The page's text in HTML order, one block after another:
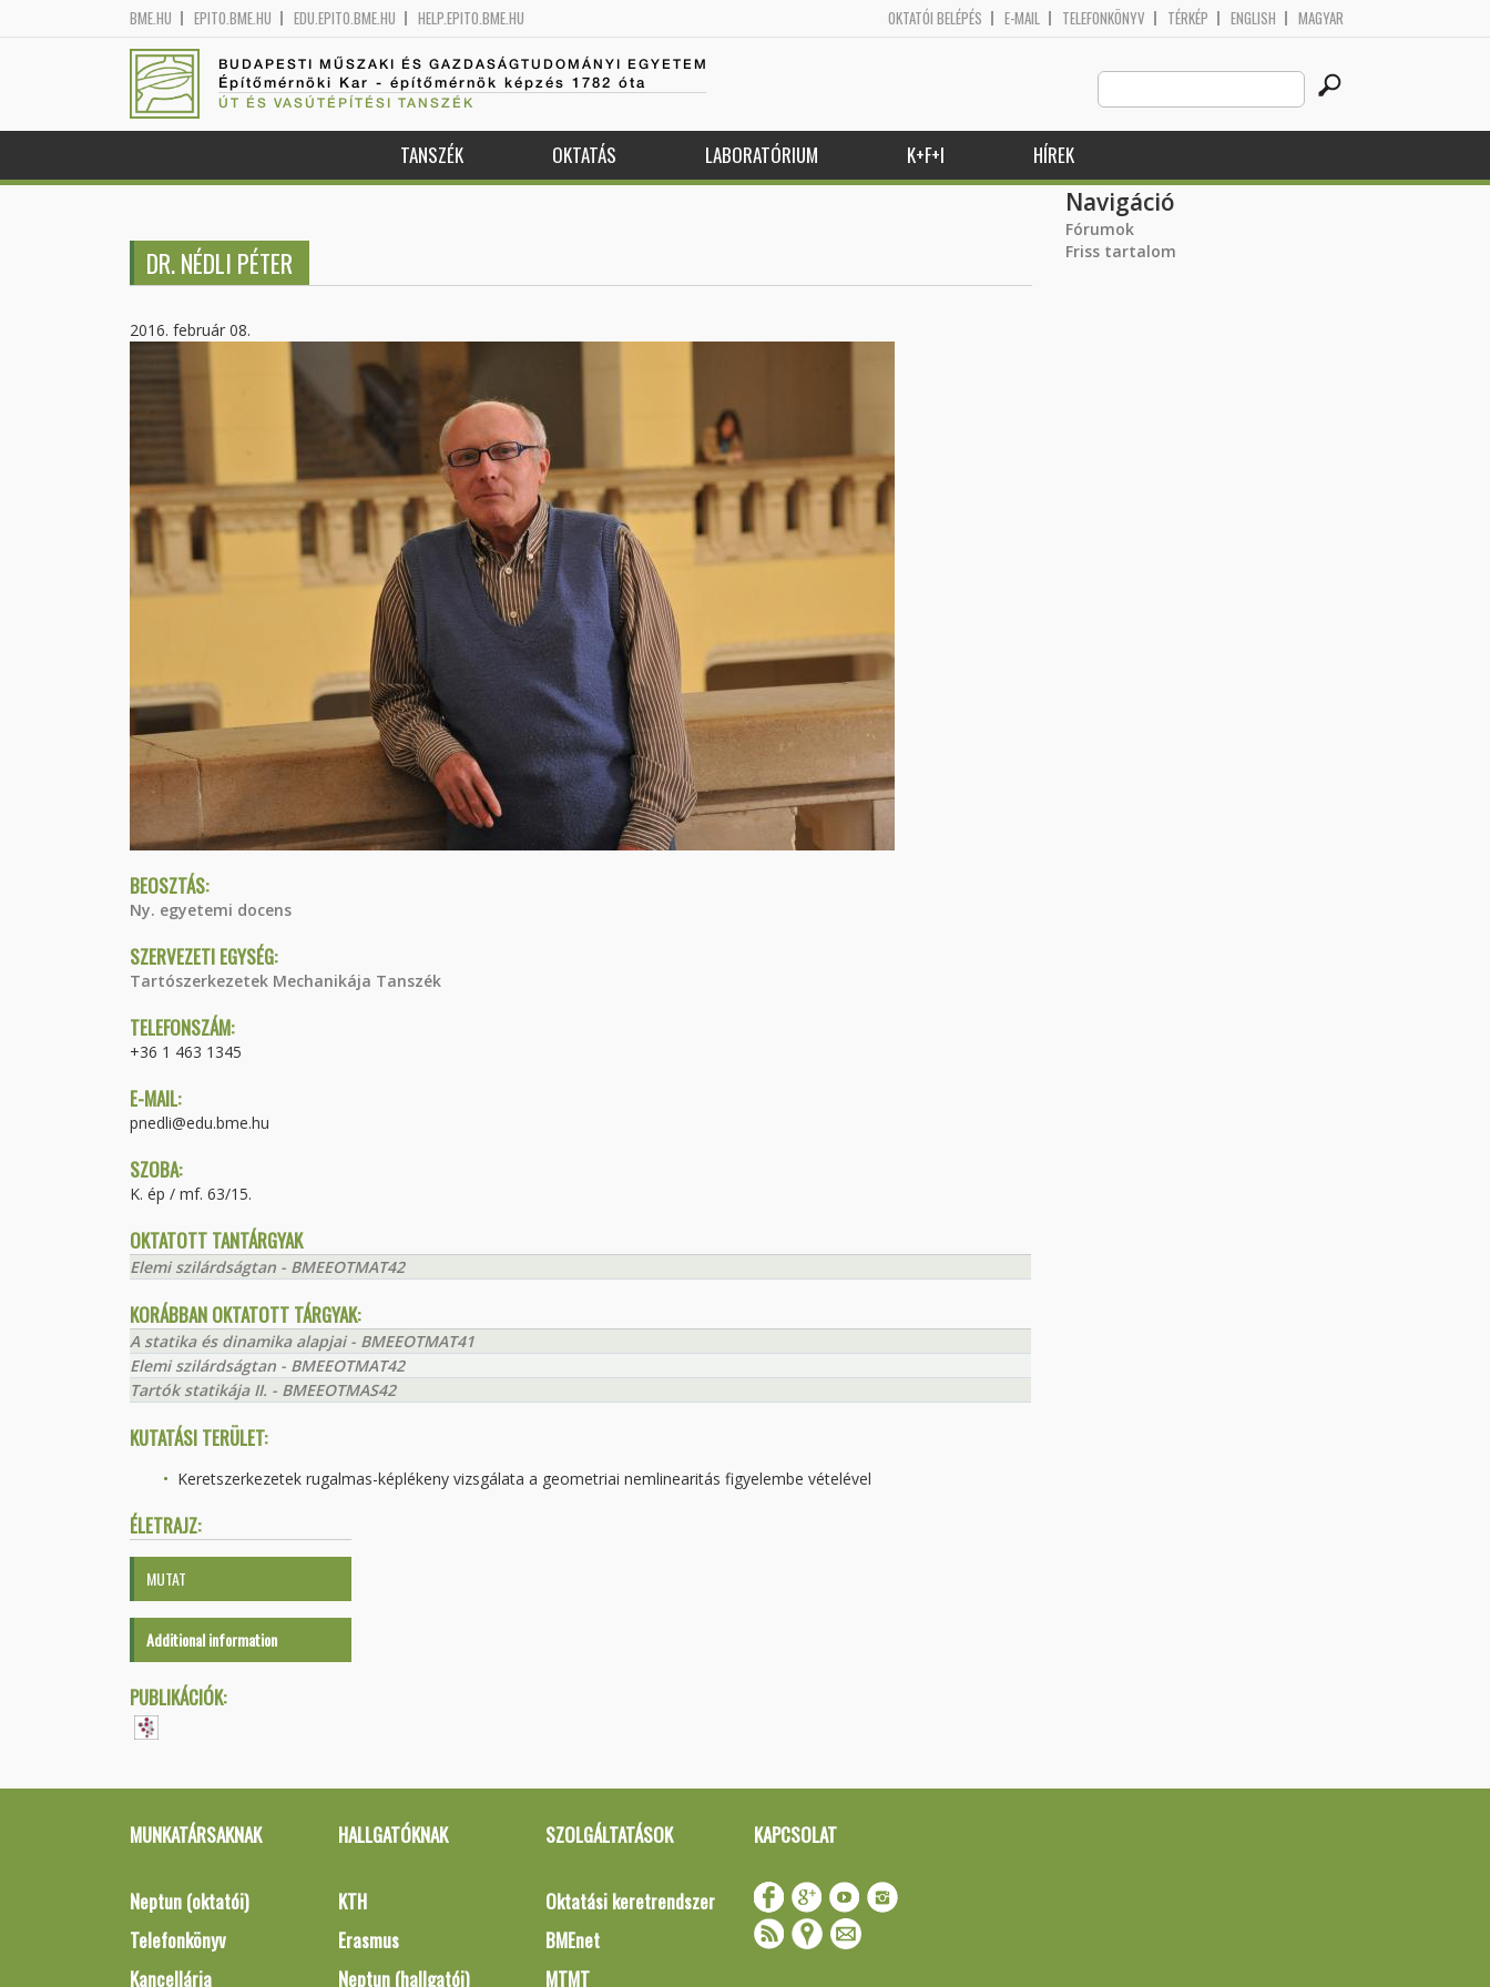
BME.HU EPITO.BME.HU EDU.EPITO.BME.HU HELP.EPITO.BME.HU OKTATÓI BELÉPÉS E-MAIL TELEFONKÖNYV TÉRKÉP ENGLISH MAGYAR
BUDAPESTI MŰSZAKI ÉS GAZDASÁGTUDOMÁNYI EGYETEM
Építőmérnöki Kar - építőmérnök képzés 1782 óta
ÚT ÉS VASÚTÉPÍTÉSI TANSZÉK
Search
this
site
TANSZÉK OKTATÁS LABORATÓRIUM K+F+I HÍREK
DR. NÉDLI PÉTER
2016. február 08.
BEOSZTÁS:
Ny. egyetemi docens
SZERVEZETI EGYSÉG:
Tartószerkezetek Mechanikája Tanszék
TELEFONSZÁM:
+36 1 463 1345
E-MAIL:
pnedli@edu.bme.hu
SZOBA:
K. ép / mf. 63/15.
OKTATOTT TANTÁRGYAK
Elemi szilárdságtan - BMEEOTMAT42
KORÁBBAN OKTATOTT TÁRGYAK:
A statika és dinamika alapjai - BMEEOTMAT41
Elemi szilárdságtan - BMEEOTMAT42
Tartók statikája II. - BMEEOTMAS42
KUTATÁSI TERÜLET:
Keretszerkezetek rugalmas-képlékeny vizsgálata a geometriai nemlinearitás figyelembe vételével
ÉLETRAJZ:
MUTAT
Additional information
PUBLIKÁCIÓK:
Navigáció
Fórumok
Friss tartalom
MUNKATÁRSAKNAK
Neptun (oktatói)
Telefonkönyv
Kancellária
HALLGATÓKNAK
KTH
Erasmus
Neptun (hallgatói)
SZOLGÁLTATÁSOK
Oktatási keretrendszer
BMEnet
MTMT
KAPCSOLAT